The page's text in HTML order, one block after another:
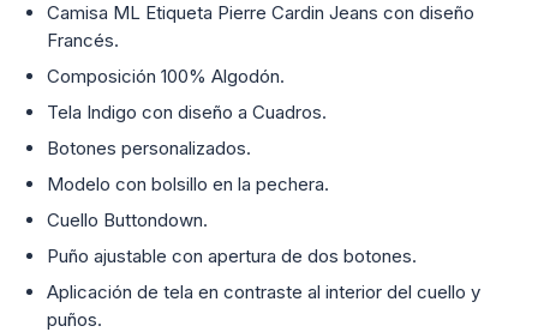
Camisa ML Etiqueta Pierre Cardin Jeans con diseño
Francés.
Composición 100% Algodón.
Tela Indigo con diseño a Cuadros.
Botones personalizados.
Modelo con bolsillo en la pechera.
Cuello Buttondown.
Puño ajustable con apertura de dos botones.
Aplicación de tela en contraste al interior del cuello y
puños.